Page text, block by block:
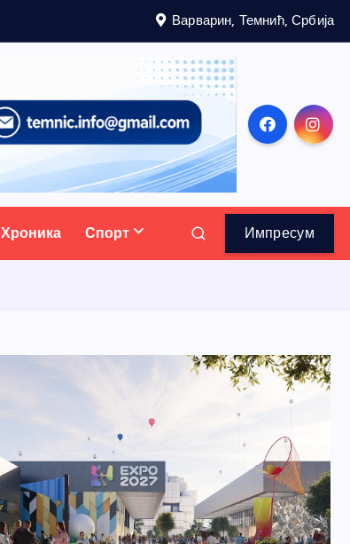
Варварин, Темнић, Србија
Хроника Спорт Импресум